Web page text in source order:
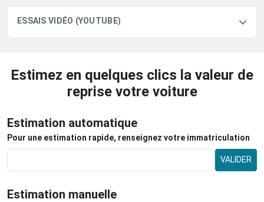
ESSAIS VIDÉO (YOUTUBE)
Estimez en quelques clics la valeur de
reprise votre voiture
Estimation automatique
Pour une estimation rapide, renseignez votre immatriculation
VALIDER
Estimation manuelle